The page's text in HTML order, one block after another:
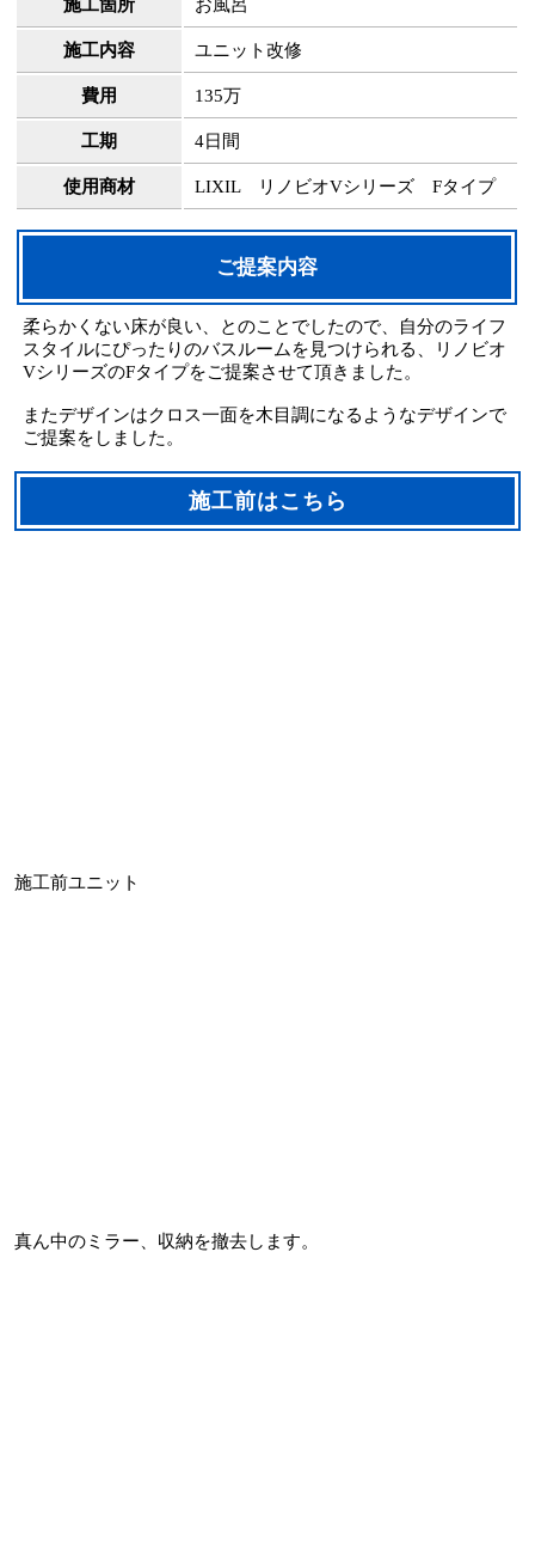
施工箇所 お風呂
施工内容 ユニット改修
費用 135万
工期 4日間
使用商材 LIXIL リノビオVシリーズ Fタイプ
ご提案内容
柔らかくない床が良い、とのことでしたので、自分のライフ
スタイルにぴったりのバスルームを見つけられる、リノビオ
VシリーズのFタイプをご提案させて頂きました。
またデザインはクロス一面を木目調になるようなデザインで
ご提案をしました。
施工前はこちら
施工前ユニット
真ん中のミラー、収納を撤去します。